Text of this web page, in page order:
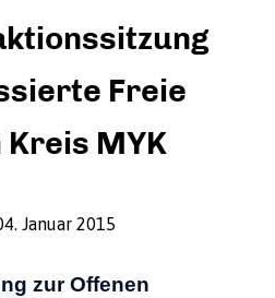
Freie
MYK
Januar 2015
zur Offenen